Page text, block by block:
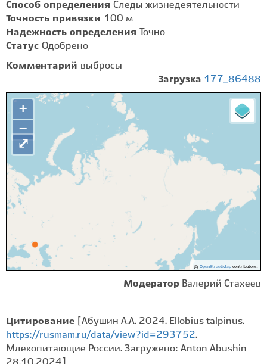
Способ определения Следы жизнедеятельности
Точность привязки 100 м
Надежность определения
Точно
Статус Одобрено
Комментарий выбросы
Загрузка 177_86488
+
−
© OpenStreetMapcontributors.
⤢
Модератор Валерий Стахеев
Цитирование
[Абушин А.А. 2024. Ellobius talpinus.
https://rusmam.ru/data/view?id=293752.
Млекопитающие России. Загружено: Anton Abushin